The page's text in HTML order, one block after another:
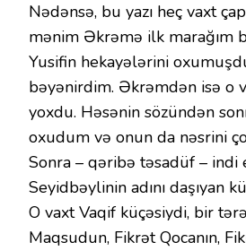
Nədənsə, bu yazı heç vaxt
mənim Əkrəmə ilk marağım
Yusifin hekayələrini
bəyənirdim. Əkrəmdən isə o
yoxdu. Həsənin sözündən
oxudum və onun da nəsrini
Sonra – qəribə təsadüf – indi
Seyidbəylinin adını daşıyan
O vaxt Vaqif küçəsiydi, bir
Maqsudun, Fikrət Qocanın,